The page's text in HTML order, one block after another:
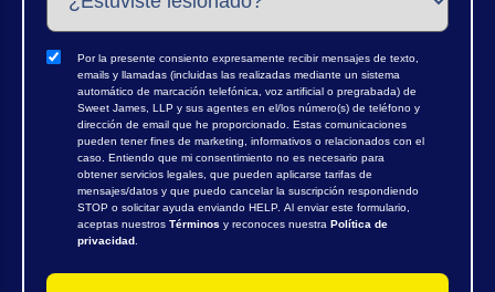
Por la presente consiento expresamente recibir mensajes de texto,
emails y llamadas (incluidas las realizadas mediante un sistema
automático de marcación telefónica, voz artificial o pregrabada) de
Sweet James, LLP y sus agentes en el/los número(s) de teléfono y
dirección de email que he proporcionado. Estas comunicaciones
pueden tener fines de marketing, informativos o relacionados con el
caso. Entiendo que mi consentimiento no es necesario para
obtener servicios legales, que pueden aplicarse tarifas de
mensajes/datos y que puedo cancelar la suscripción respondiendo
STOP o solicitar ayuda enviando HELP. Al enviar este formulario,
aceptas nuestros Términos y reconoces nuestra Política de
privacidad